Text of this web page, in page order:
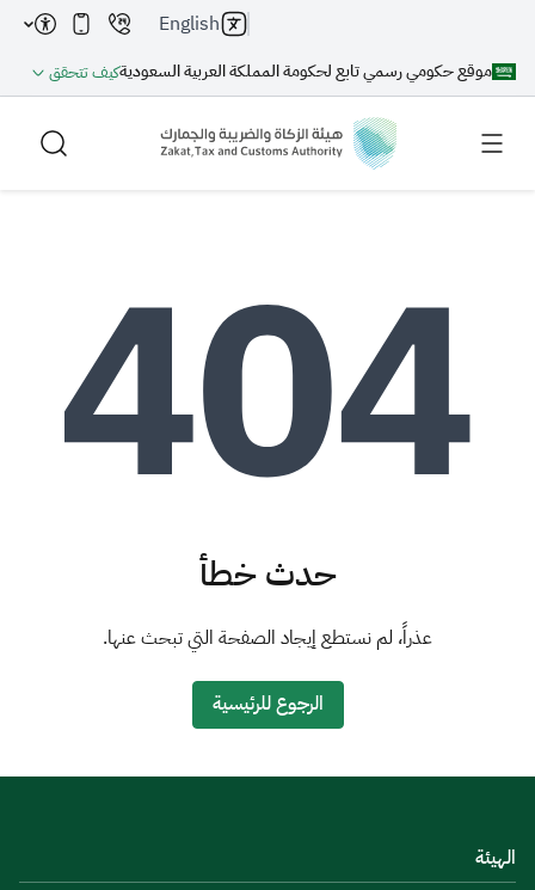
موقع حكومي رسمي تابع لحكومة المملكة العربية السعوديةكيف تتحقق
English
بحث AI
التصرفات العقارية
حدث خطأ
عذراً، لم نستطع إيجاد الصفحة التي تبحث عنها.
الرجوع للرئيسية
الهيئة